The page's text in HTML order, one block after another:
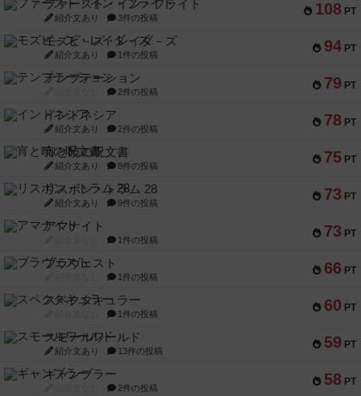
108 PT
ファースト・イン・フライト
紹介文あり 3件の投稿
94 PT
モズビ－ズ・レイダ－ズ
紹介文あり 1件の投稿
79 PT
テンプテーション
2件の投稿
78 PT
インドネシア
紹介文あり 2件の投稿
75 PT
宵と暁の呪文書
紹介文あり 8件の投稿
73 PT
リスボン・トラム 28
紹介文あり 9件の投稿
73 PT
アマナイト
1件の投稿
66 PT
ブラヴェスト
1件の投稿
60 PT
スペクタキュラー
1件の投稿
59 PT
スモールワールド
紹介文あり 13件の投稿
58 PT
ギャンブラー
2件の投稿